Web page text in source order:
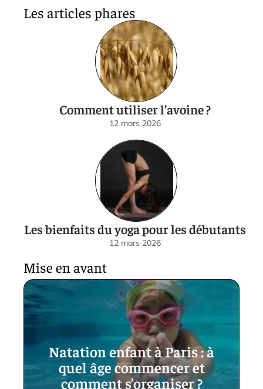
Les articles phares
Comment utiliser l’avoine ?
12 mars 2026
Les bienfaits du yoga pour les débutants
12 mars 2026
Mise en avant
Natation enfant à Paris : à
quel âge commencer et
comment s’organiser ?